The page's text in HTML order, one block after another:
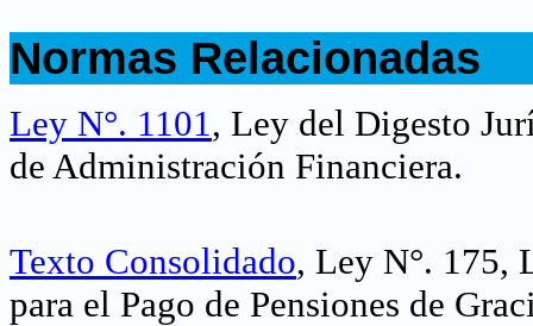
Normas Relacionadas
Ley N°. 1101, Ley del Digesto
de Administración Financiera.
Texto Consolidado, Ley N°. 175,
para el Pago de Pensiones de